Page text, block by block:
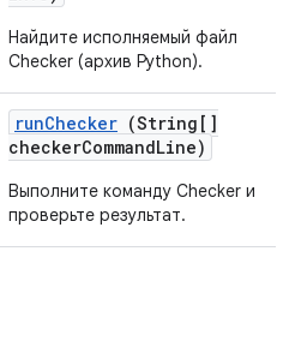
Найдите исполняемый файл
Checker (архив Python).
runChecker (String[]
checkerCommandLine)
Выполните команду Checker и
проверьте результат.